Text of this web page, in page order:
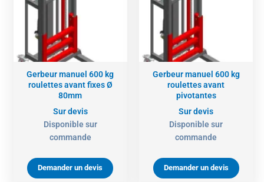
Gerbeur manuel 600 kg
roulettes avant fixes Ø
80mm
Sur devis
Disponible sur
commande
Demander un devis
Gerbeur manuel 600 kg
roulettes avant
pivotantes
Sur devis
Disponible sur
commande
Demander un devis